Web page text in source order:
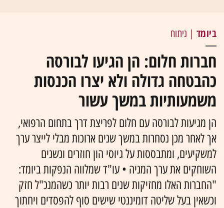
ביומד | ניתוח
חברות חלום: הן הגיעו לבורסה
כהבטחה גדולה ולא יצרו הכנסות
משמעותיות במשך עשור
הן מגיעות לבורסה עם חלום לפריצת דרך בתחום הרפואי,
אך לאחר מכן נסחרות במשך שנים ארוכות מבלי לייצר ערך
למשקיעים, ומתבססות על גיוסי הון חוזרים ונשנים
השוחקים את ערך המניה • עו"ד שמלווה הנפקות ביומד:
"החברות האלו מחזיקות שנים רבות יותר כשהמנכ"ל חזק
וכשאין בעל שליטה דומיננטי שישים סוף להפסדים ויחתוך